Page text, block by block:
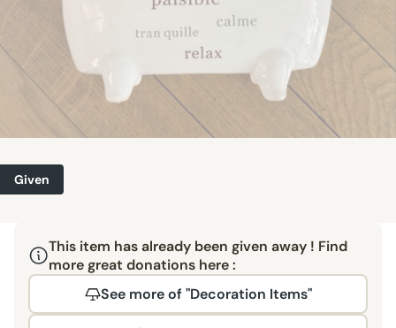
Given
This item has already been given away ! Find
more great donations here :
See more of "Decoration Items"